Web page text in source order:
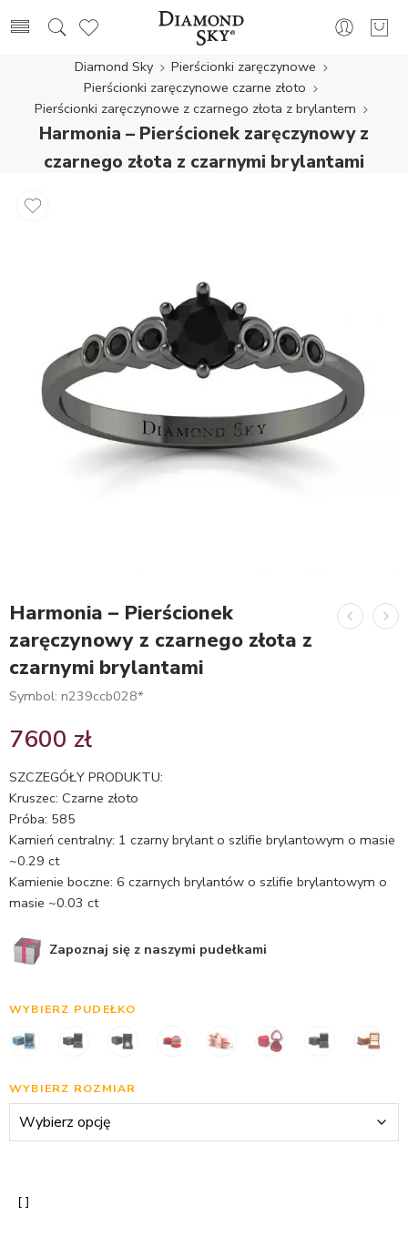
Diamond Sky
Pierścionki zaręczynowe
Pierścionki zaręczynowe czarne złoto
Pierścionki zaręczynowe z czarnego złota z brylantem
Harmonia – Pierścionek zaręczynowy z
czarnego złota z czarnymi brylantami
Harmonia – Pierścionek
zaręczynowy z czarnego złota z
czarnymi brylantami
Symbol: n239ccb028*
7600 zł
SZCZEGÓŁY PRODUKTU:
Kruszec: Czarne złoto
Próba: 585
Kamień centralny: 1 czarny brylant o szlifie brylantowym o masie
~0.29 ct
Kamienie boczne: 6 czarnych brylantów o szlifie brylantowym o
masie ~0.03 ct
Zapoznaj się z naszymi pudełkami
WYBIERZ PUDEŁKO
WYBIERZ ROZMIAR